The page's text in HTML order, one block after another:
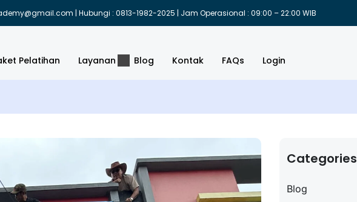
| Hubungi : 0813-1982-2025 | Jam Operasional : 09:00 – 22:00 WIB
Pelatihan Layanan Blog Kontak FAQs Login
Categories
Blog